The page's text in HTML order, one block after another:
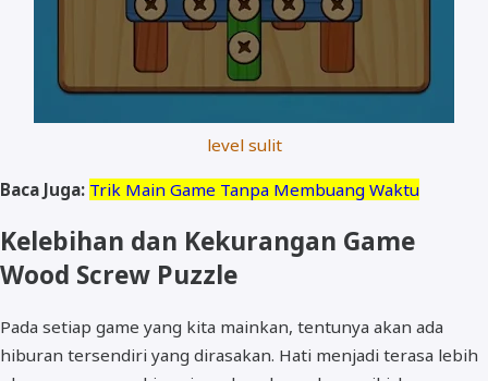
level sulit
Baca Juga: Trik Main Game Tanpa Membuang Waktu
Kelebihan dan Kekurangan Game
Wood Screw Puzzle
Pada setiap game yang kita mainkan, tentunya akan ada
hiburan tersendiri yang dirasakan. Hati menjadi terasa lebih